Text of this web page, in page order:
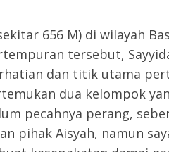
656 M) di wilayah
tersebut,
dan titik utama
dua kelompok
pihak Aisyah, namun